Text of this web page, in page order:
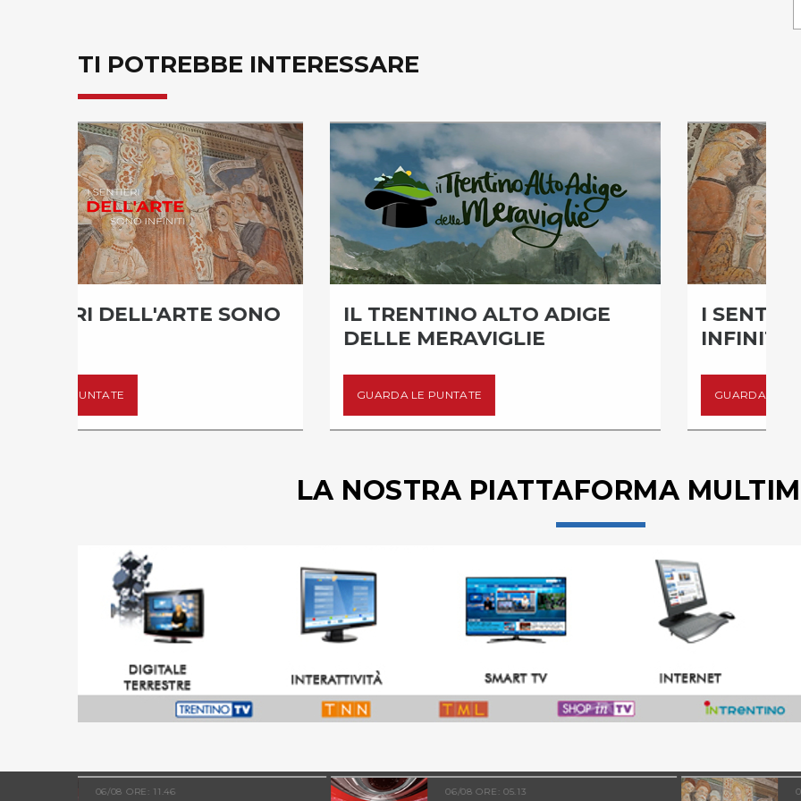
TI POTREBBE INTERESSARE
IL TRENTINO ALTO ADIGE
GUARDA LE PUNTATE
I SENTIERI DELL'ARTE SONO
INFINITI
GUARDA LE PUNTATE
LA NOSTRA PIATTAFORMA